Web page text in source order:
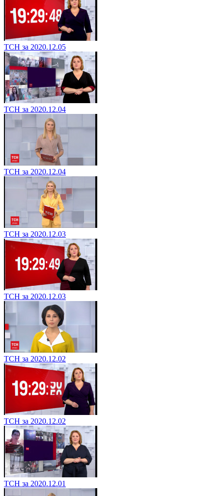
ТСН за 2020.12.05
ТСН за 2020.12.04
ТСН за 2020.12.04
ТСН за 2020.12.03
ТСН за 2020.12.03
ТСН за 2020.12.02
ТСН за 2020.12.02
ТСН за 2020.12.01